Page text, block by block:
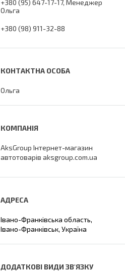
+380 (95) 647-17-17 Менеджер
Ольга
+380 (98) 911-32-88
Ольга
AksGroup Інтернет-магазин
автотоварів aksgroup.com.ua
Івано-Франківська область,
Івано-Франківськ, Україна